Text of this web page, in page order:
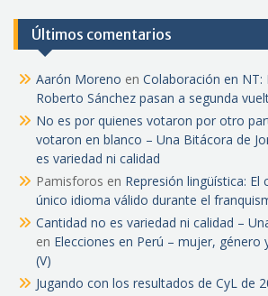
Últimos comentarios
Aarón Moreno en Colaboración en NT:
Roberto Sánchez pasan a segunda
No es por quienes votaron por otro
votaron en blanco – Una Bitácora de
es variedad ni calidad
Pamisforos en Represión lingüística:
único idioma válido durante el
Cantidad no es variedad ni calidad –
en Elecciones en Perú – mujer, género
(V)
Jugando con los resultados de CyL de